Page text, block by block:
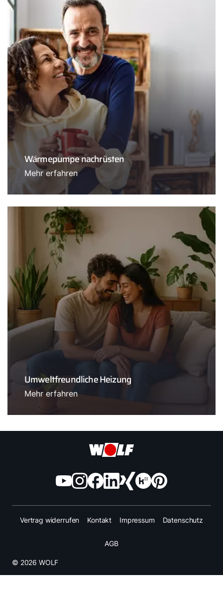
Wärmepumpe nachrüsten
Mehr erfahren
Umweltfreundliche Heizung
Mehr erfahren
© 2026 WOLF
Vertrag widerrufen Kontakt Impressum Datenschutz
AGB